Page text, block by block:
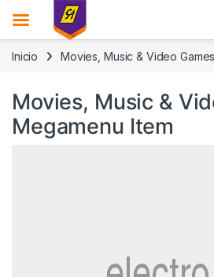
Inicio Movies, Music & Video
Movies, Music &
Megamenu Item